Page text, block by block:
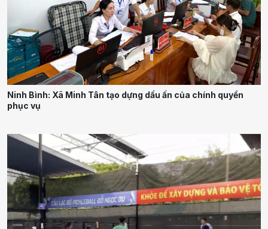
Ninh Bình: Xã Minh Tân tạo dựng dấu ấn của chính quyền
phục vụ